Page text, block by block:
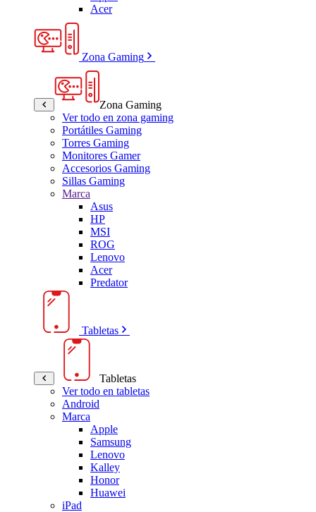
Acer
Zona Gaming
Zona Gaming
Ver todo en zona gaming
Portátiles Gaming
Torres Gaming
Monitores Gamer
Accesorios Gaming
Sillas Gaming
Marca
Asus
HP
MSI
ROG
Lenovo
Acer
Predator
Tabletas
Tabletas
Ver todo en tabletas
Android
Marca
Apple
Samsung
Lenovo
Kalley
Honor
Huawei
iPad